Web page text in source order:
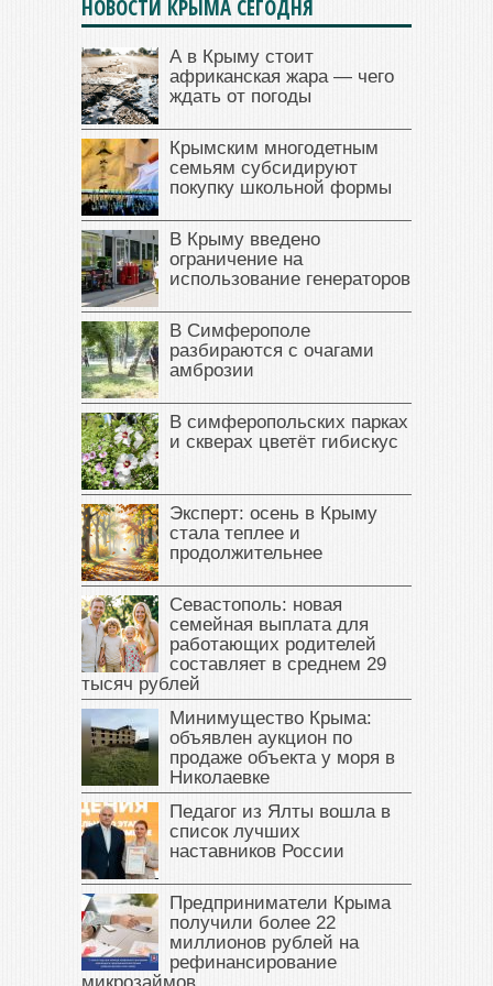
НОВОСТИ КРЫМА СЕГОДНЯ
А в Крыму стоит
африканская жара — чего
ждать от погоды
Крымским многодетным
семьям субсидируют
покупку школьной формы
В Крыму введено
ограничение на
использование генераторов
В Симферополе
разбираются с очагами
амброзии
В симферопольских парках
и скверах цветёт гибискус
Эксперт: осень в Крыму
стала теплее и
продолжительнее
Севастополь: новая
семейная выплата для
работающих родителей
составляет в среднем 29
тысяч рублей
Минимущество Крыма:
объявлен аукцион по
продаже объекта у моря в
Николаевке
Педагог из Ялты вошла в
список лучших
наставников России
Предприниматели Крыма
получили более 22
миллионов рублей на
рефинансирование